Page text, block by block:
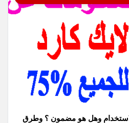
وهل هو مضمون ؟ وطرق